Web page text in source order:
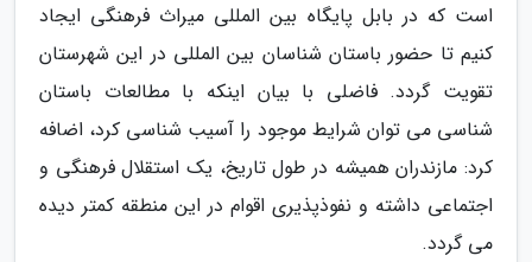
است که در بابل پایگاه بین المللی میراث فرهنگی ایجاد
کنیم تا حضور باستان شناسان بین المللی در این شهرستان
تقویت گردد. فاضلی با بیان اینکه با مطالعات باستان
شناسی می توان شرایط موجود را آسیب شناسی کرد، اضافه
کرد: مازندران همیشه در طول تاریخ، یک استقلال فرهنگی و
اجتماعی داشته و نفوذپذیری اقوام در این منطقه کمتر دیده
می گردد.